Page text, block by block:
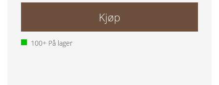
Kjøp
100+ På lager